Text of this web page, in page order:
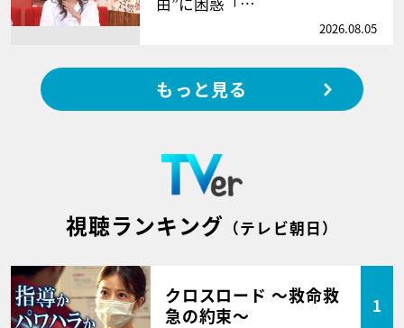
2026.08.05
もっと見る
視聴ランキング （テレビ朝日）
クロスロード ～救命救
急の約束～
1